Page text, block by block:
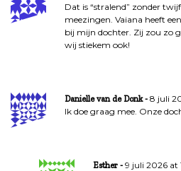
Dat is “stralend” zonder
meezingen. Vaiana heeft
bij mijn dochter. Zij zou zo
wij stiekem ook!
Danielle van de Donk
8 juli
Ik doe graag mee. Onze
Esther
9 juli 2026 at